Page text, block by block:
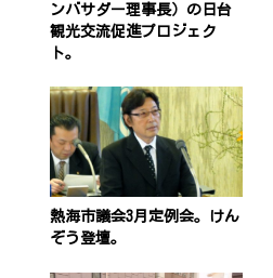
ンバサダー理事長）の日台
観光交流促進プロジェク
ト。
熱海市議会3月定例会。けん
ぞう登壇。